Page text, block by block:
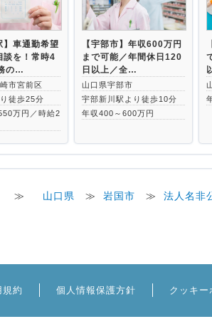
】車通勤希望
談を！常時4
の…
市宮前区
徒歩25分
万円／時給2
【宇部市】年収600万円
まで可能／年間休日120
日以上／全…
山口県宇部市
宇部新川駅より徒歩10分
年収400～600万円
≫ 山口県 ≫ 岩国市 ≫ 法人名非
規約 個人情報保護方針 クッキー